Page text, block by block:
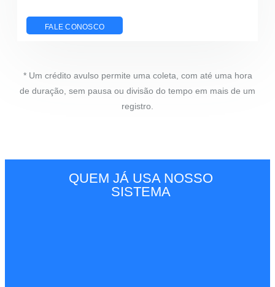
FALE CONOSCO
* Um crédito avulso permite uma coleta, com até uma hora
de duração, sem pausa ou divisão do tempo em mais de um
registro.
QUEM JÁ USA NOSSO
SISTEMA